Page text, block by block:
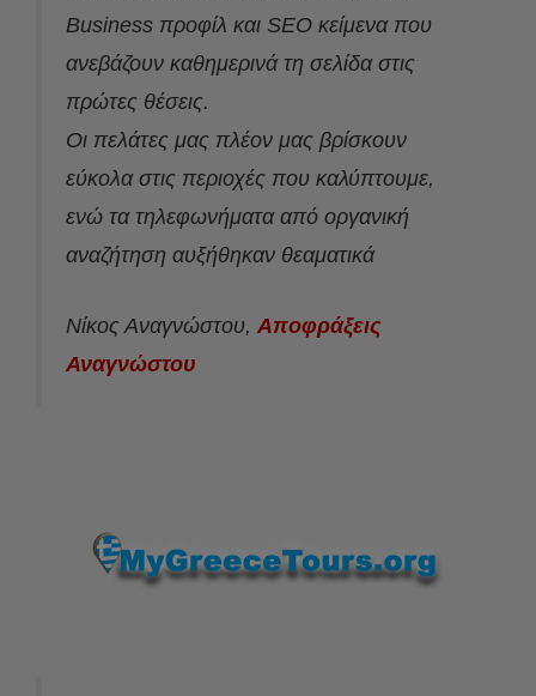
Business προφίλ και SEO κείμενα που
ανεβάζουν καθημερινά τη σελίδα στις
πρώτες θέσεις.
Οι πελάτες μας πλέον μας βρίσκουν
εύκολα στις περιοχές που καλύπτουμε,
ενώ τα τηλεφωνήματα από οργανική
αναζήτηση αυξήθηκαν θεαματικά
Νίκος Αναγνώστου, Aποφράξεις
Αναγνώστου